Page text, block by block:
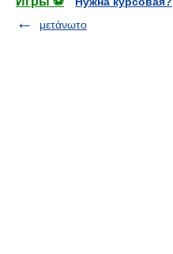
μετάνωτο